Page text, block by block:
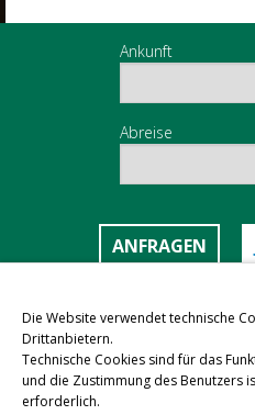
Die Website verwendet technische
Drittanbietern.
Technische Cookies sind für das
und die Zustimmung des Benutzers
erforderlich.
Ankunft
Abreise
ANFRAGEN
Herzlicher
Unsere Kunden sind